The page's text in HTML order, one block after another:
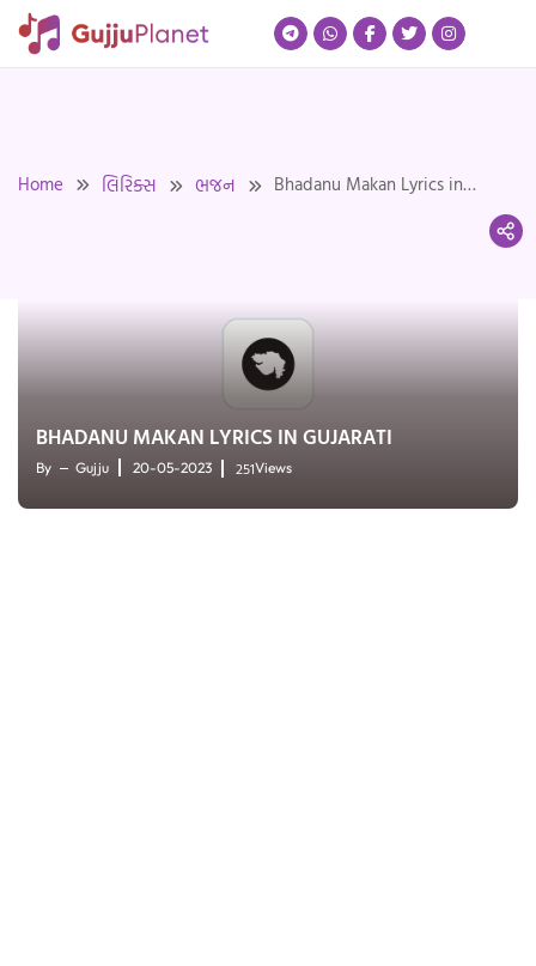
Skip
Home લિરિક્સ ભજન
Bhadanu Makan Lyrics in
BHADANU MAKAN LYRICS IN GUJARATI
By Gujju 20-05-2023 251Views